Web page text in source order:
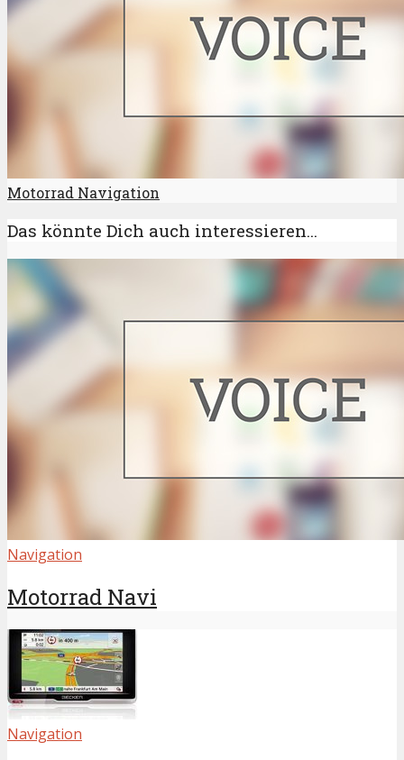
Motorrad Navigation
Das könnte Dich auch interessieren...
Navigation
Motorrad Navi
Navigation